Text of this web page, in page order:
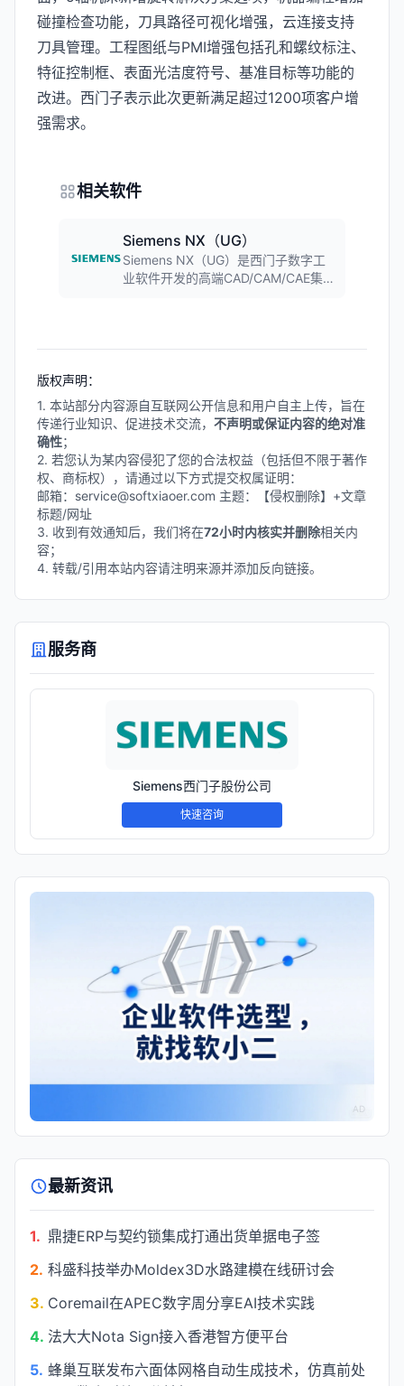
碰撞检查功能，刀具路径可视化增强，云连接支持
刀具管理。工程图纸与PMI增强包括孔和螺纹标注、
特征控制框、表面光洁度符号、基准目标等功能的
改进。西门子表示此次更新满足超过1200项客户增
强需求。
相关软件
Siemens NX（UG）
Siemens NX（UG）是西门子数字工
业软件开发的高端CAD/CAM/CAE集
于航空航天、汽车、机械制造等领域,
版权声明：
1. 本站部分内容源自互联网公开信息和用户自主上传，旨在
传递行业知识、促进技术交流， 不声明或保证内容的绝对准
确性；
2. 若您认为某内容侵犯了您的合法权益（包括但不限于著作
权、商标权），请通过以下方式提交权属证明：
邮箱：service@softxiaoer.com 主题：【侵权删除】+文章
标题/网址
3. 收到有效通知后，我们将在72小时内核实并删除相关内
容；
4. 转载/引用本站内容请注明来源并添加反向链接。
服务商
Siemens西门子股份公司
快速咨询
AD
最新资讯
1. 鼎捷ERP与契约锁集成打通出货单据电子签
2. 科盛科技举办Moldex3D水路建模在线研讨会
3. Coremail在APEC数字周分享EAI技术实践
4. 法大大Nota Sign接入香港智方便平台
5. 蜂巢互联发布六面体网格自动生成技术，仿真前处